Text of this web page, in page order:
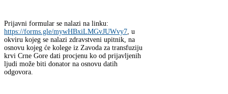
Prijavni formular se nalazi na linku:
https://forms.gle/mywHBxiLMGvJUWvy7 , u
okviru kojeg se nalazi zdravstveni upitnik, na
osnovu kojeg će kolege iz Zavoda za transfuziju
krvi Crne Gore dati procjenu ko od prijavljenih
ljudi može biti donator na osnovu datih
odgovora.